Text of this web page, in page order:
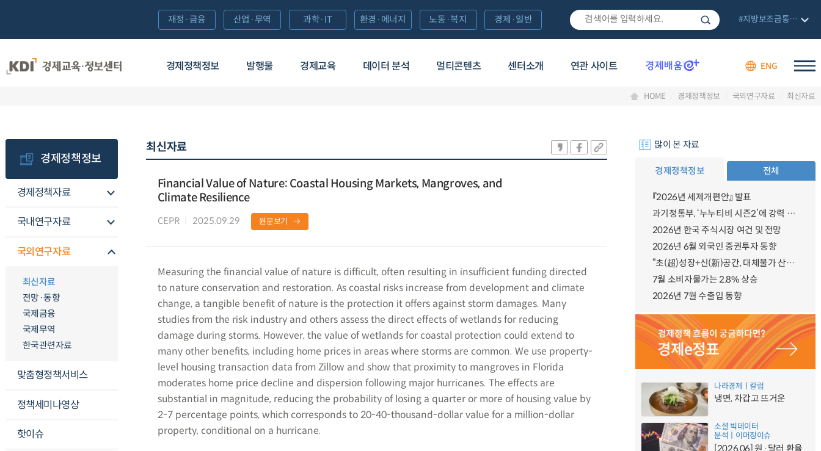
경제정책정보 발행물 경제교육 데이터 분석 멀티콘텐츠 센터소개 연관 사이트 ENG
재정·금융 산업·무역 과학·IT 환경·에너지 노동·복지 경제·일반 #지방보조금통합관리망
HOME 경제정책정보 국외연구자료 최신자료
경제정책정보
경제정책자료
국내연구자료
국외연구자료
최신자료
전망·동향
국제금융
국제무역
한국관련자료
맞춤형정책서비스
정책세미나영상
핫이슈
최신자료
Financial Value of Nature: Coastal Housing Markets, Mangroves, and
Climate Resilience
CEPR 2025.09.29 원문보기
Measuring the financial value of nature is difficult, often resulting in insufficient funding directed
to nature conservation and restoration. As coastal risks increase from development and climate
change, a tangible benefit of nature is the protection it offers against storm damages. Many
studies from the risk industry and others assess the direct effects of wetlands for reducing
damage during storms. However, the value of wetlands for coastal protection could extend to
many other benefits, including home prices in areas where storms are common. We use property-
level housing transaction data from Zillow and show that proximity to mangroves in Florida
moderates home price decline and dispersion following major hurricanes. The effects are
substantial in magnitude, reducing the probability of losing a quarter or more of housing value by
2-7 percentage points, which corresponds to 20-40-thousand-dollar value for a million-dollar
property, conditional on a hurricane.
많이 본 자료
경제정책정보 전체
『2026년 세제개편안』 발표
과기정통부, ‘누누티비 시즌2’에 강력 대응 의지 밝혀
2026년 한국 주식시장 여건 및 전망
2026년 6월 외국인 증권투자 동향
“초(超)성장+신(新)공간, 대체불가 산업강국”
7월 소비자물가는 2.8% 상승
2026년 7월 수출입 동향
나라경제ㅣ칼럼
냉면, 차갑고 뜨거운
소셜 빅데이터
분석ㅣ이머징이슈
[2026.06] 원·달러 환율